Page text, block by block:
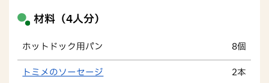
材料（4人分）
ホットドック用パン 8個
トミメのソーセージ 2本